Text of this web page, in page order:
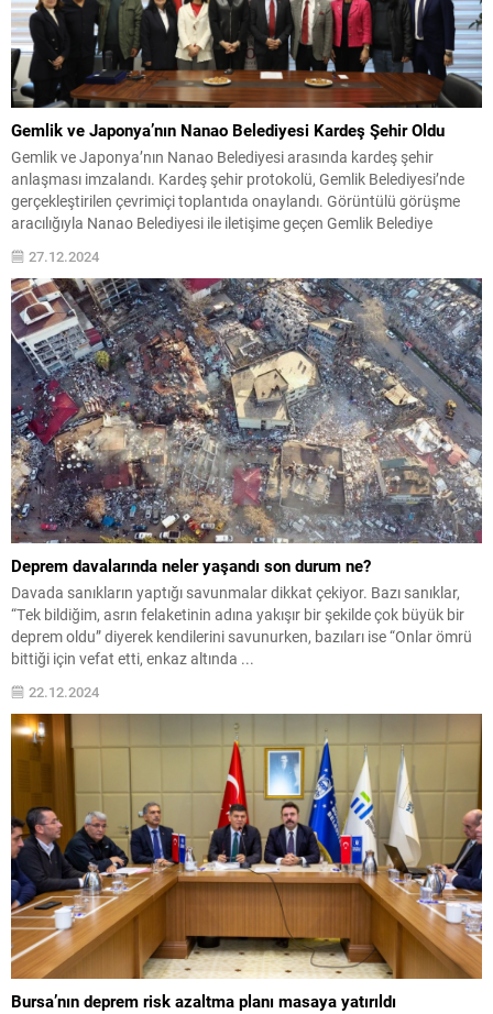
Gemlik ve Japonya’nın Nanao Belediyesi Kardeş Şehir Oldu
Gemlik ve Japonya’nın Nanao Belediyesi arasında kardeş şehir
anlaşması imzalandı. Kardeş şehir protokolü, Gemlik Belediyesi’nde
gerçekleştirilen çevrimiçi toplantıda onaylandı. Görüntülü görüşme
aracılığıyla Nanao Belediyesi ile iletişime geçen Gemlik Belediye
Başkanı Şükrü Deviren, protokolü imzaladı. Toplantıya Gemlik
Belediye Başkanı Şükrü Deviren, Belediye Başkan Yardımcıları Arzu
Karataş ve Durmuş Uslu, Belediye Meclis...
27.12.2024
Deprem davalarında neler yaşandı son durum ne?
Davada sanıkların yaptığı savunmalar dikkat çekiyor. Bazı sanıklar,
“Tek bildiğim, asrın felaketinin adına yakışır bir şekilde çok büyük bir
deprem oldu” diyerek kendilerini savunurken, bazıları ise “Onlar ömrü
bittiği için vefat etti, enkaz altında ...
22.12.2024
Bursa’nın deprem risk azaltma planı masaya yatırıldı